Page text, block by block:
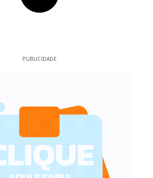
PUBLICIDADE